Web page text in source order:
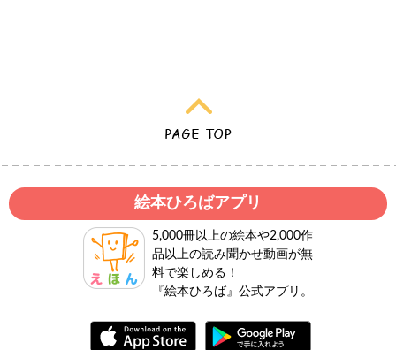
絵本ひろばアプリ
5,000冊以上の絵本や2,000作
品以上の読み聞かせ動画が無
料で楽しめる！
『絵本ひろば』公式アプリ。